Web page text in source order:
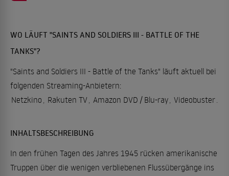
WO LÄUFT "SAINTS AND SOLDIERS III - BATTLE OF THE
TANKS"?
"Saints and Soldiers III - Battle of the Tanks" läuft aktuell bei
folgenden Streaming-Anbietern:
Netzkino , Rakuten TV, Amazon DVD / Blu-ray, Videobuster.
INHALTSBESCHREIBUNG
In den frühen Tagen des Jahres 1945 rücken amerikanische
Truppen über die wenigen verbliebenen Flussübergänge ins